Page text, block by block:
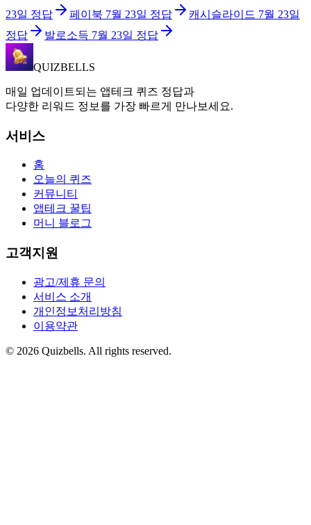
23일 정답 페이북 7월 23일 정답 캐시슬라이드 7월 23일
정답
발로소득 7월 23일 정답
QUIZBELLS
매일 업데이트되는 앱테크 퀴즈 정답과
다양한 리워드 정보를 가장 빠르게 만나보세요.
서비스
홈
오늘의 퀴즈
커뮤니티
앱테크 꿀팁
머니 블로그
고객지원
광고/제휴 문의
서비스 소개
개인정보처리방침
이용약관
© 2026 Quizbells. All rights reserved.